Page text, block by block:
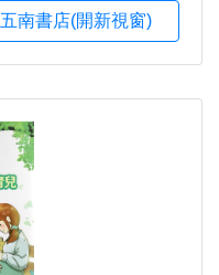
五南書店(開新視窗)